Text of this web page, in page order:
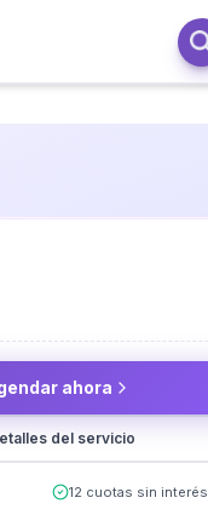
ahora
del servicio
12 cuotas sin interés